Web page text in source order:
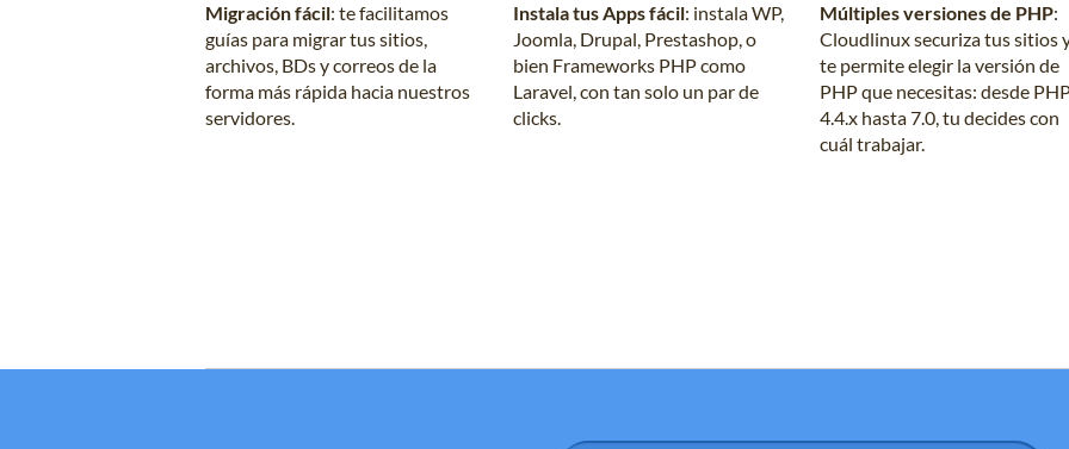
Migración fácil: te facilitamos
guías para migrar tus sitios,
archivos, BDs y correos de la
forma más rápida hacia nuestros
servidores.
Instala tus Apps fácil: instala WP,
Joomla, Drupal, Prestashop, o
bien Frameworks PHP como
Laravel, con tan solo un par de
clicks.
Múltiples versiones de PHP:
Cloudlinux securiza tus sitios
te permite elegir la versión de
PHP que necesitas: desde
4.4.x hasta 7.0, tu decides con
cuál trabajar.